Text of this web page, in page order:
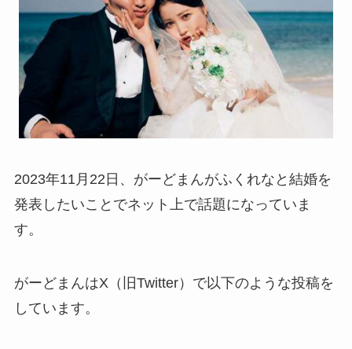
2023年11月22日、がーどまんがふくれなと結婚を
発表したいことでネット上で話題になっていま
す。
がーどまんはX（旧Twitter）で以下のような投稿を
しています。